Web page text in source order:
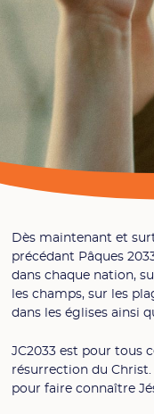
Dès maintenant et
précédant Pâques
dans chaque nation,
les champs, sur les
dans les églises ainsi
JC2033 est pour tous
résurrection du
pour faire connaître